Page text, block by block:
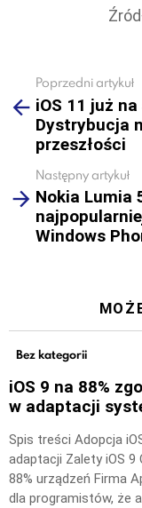
more
Poprzedni artykuł
iOS 11 już
Dystrybucja
przeszłości
Następny artykuł
Nokia Lumia
Windows
Bez kategorii
iOS 9 na 88%
w adaptacji
Spis treści Adopcja
adaptacji Zalety iOS 9
88% urządzeń Firma
dla programistów, że